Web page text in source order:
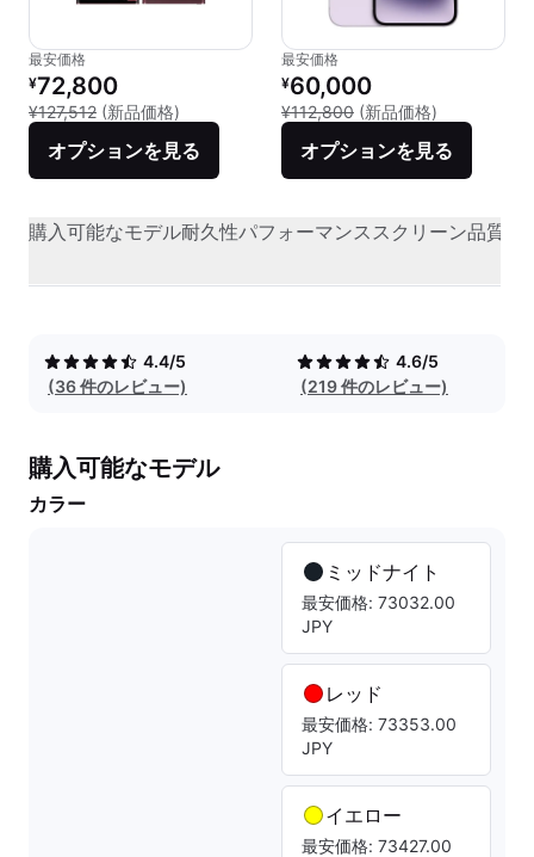
最安価格
リファービッシュ品の価格：
¥72,800
¥127,512 (新品価格) 新品との比較：¥127,512
オプションを見る
最安価格
リファービッシュ品の価格：
¥60,000
¥112,800 (新品価格)
オプションを見る
購入可能なモデル耐久性パフォーマンススクリーン品質
4.4/5
(36 件のレビュー)
4.6/5
(219 件のレビュー)
購入可能なモデル
カラー
ミッドナイト
最安価格: 73032.00
JPY
レッド
最安価格: 73353.00
JPY
イエロー
最安価格: 73427.00